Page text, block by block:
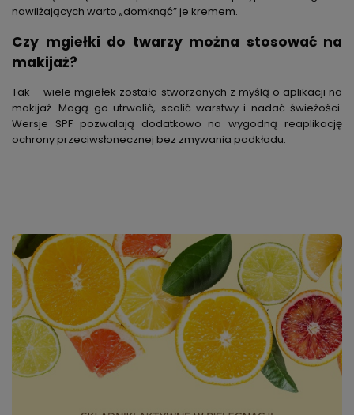
nawilżających warto „domknąć” je kremem.
Czy mgiełki do twarzy można stosować na
makijaż?
Tak – wiele mgiełek zostało stworzonych z myślą o aplikacji na
makijaż. Mogą go utrwalić, scalić warstwy i nadać świeżości.
Wersje SPF pozwalają dodatkowo na wygodną reaplikację
ochrony przeciwsłonecznej bez zmywania podkładu.